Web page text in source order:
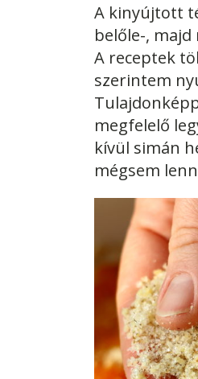
A kinyújtott
belőle-,
A receptek
szerintem
megfelelő
kívül simán
mégsem